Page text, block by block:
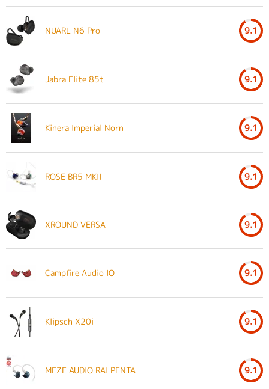
NUARL N6 Pro 9.1
Jabra Elite 85t 9.1
Kinera Imperial Norn 9.1
ROSE BR5 MKII 9.1
XROUND VERSA 9.1
Campfire Audio IO 9.1
Klipsch X20i 9.1
MEZE AUDIO RAI PENTA 9.1